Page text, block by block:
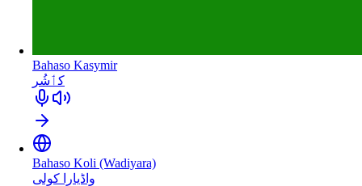
Bahaso Kasymir
كٲشُر
Bahaso Koli (Wadiyara)
واڈیارا کولی